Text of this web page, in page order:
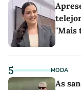
"Mais
5 MODA
As